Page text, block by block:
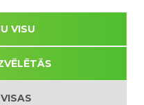
vecākiem un
VISU